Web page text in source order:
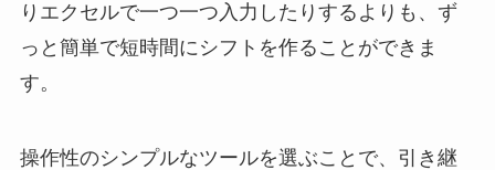
りエクセルで一つ一つ入力したりするよりも、ず
っと簡単で短時間にシフトを作ることができま
す。
操作性のシンプルなツールを選ぶことで、引き継